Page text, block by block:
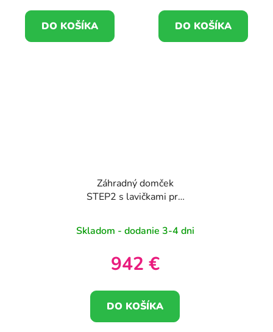
DO KOŠÍKA DO KOŠÍKA
Záhradný domček
STEP2 s lavičkami pre
Skladom - dodanie 3-4 dni
942 €
DO KOŠÍKA